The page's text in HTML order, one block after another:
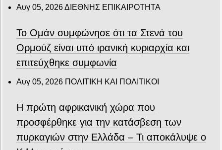
Αυγ 05, 2026ΔΙΕΘΝΗΣ ΕΠΙΚΑΙΡΟΤΗΤΑ
Το Ομάν συμφώνησε ότι τα Στενά του
Ορμούζ είναι υπό ιρανική κυριαρχία και
επιτεύχθηκε συμφωνία
Αυγ 05, 2026 ΠΟΛΙΤΙΚΗ ΚΑΙ ΠΟΛΙΤΙΚΟΙ
Η πρώτη αφρικανική χώρα που
προσφέρθηκε για την κατάσβεση των
πυρκαγιών στην Ελλάδα – Τι αποκάλυψε ο